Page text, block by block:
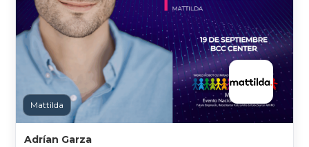
Mattilda
Adrían Garza